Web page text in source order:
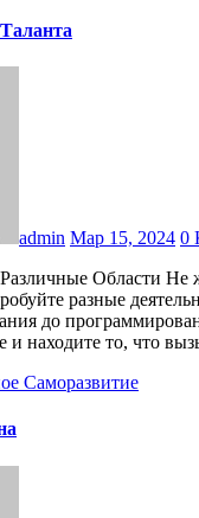
admin Мар 15, 2024 0
разные
до
и находите то, что
Саморазвитие